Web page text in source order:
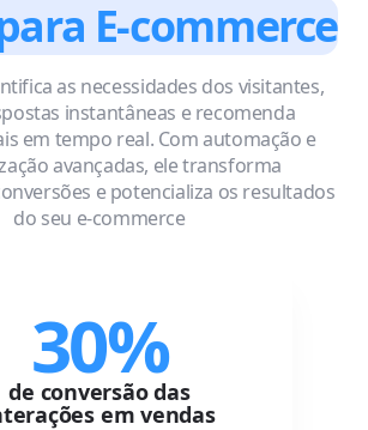
E-commerce
as necessidades dos visitantes,
instantâneas e recomenda
em tempo real. Com automação e
avançadas, ele transforma
e potencializa os resultados
do seu e-commerce
30%
de conversão das
em vendas